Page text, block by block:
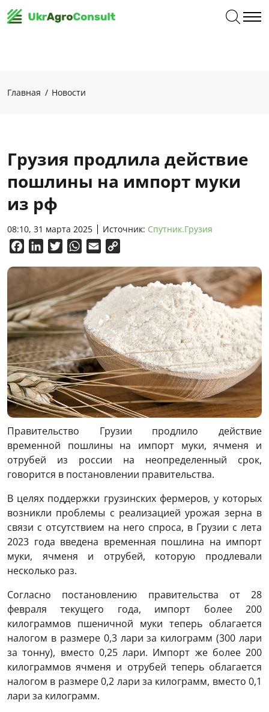
Главная Новости
Грузия продлила действие
пошлины на импорт муки
из рф
08:10, 31 марта 2025 Источник: Спутник.Грузия
FacebookLinkedInTwitterWhatsApp
Email
Правительство Грузии продлило действие
временной пошлины на импорт муки, ячменя и
отрубей из россии на неопределенный срок,
говорится в постановлении правительства.
В целях поддержки грузинских фермеров, у которых
возникли проблемы с реализацией урожая зерна в
связи с отсутствием на него спроса, в Грузии с лета
2023 года введена временная пошлина на импорт
муки, ячменя и отрубей, которую продлевали
несколько раз.
Согласно постановлению правительства от 28
февраля текущего года, импорт более 200
килограммов пшеничной муки теперь облагается
налогом в размере 0,3 лари за килограмм (300 лари
за тонну), вместо 0,25 лари. Импорт же более 200
килограммов ячменя и отрубей теперь облагается
налогом в размере 0,2 лари за килограмм, вместо 0,1
лари за килограмм.